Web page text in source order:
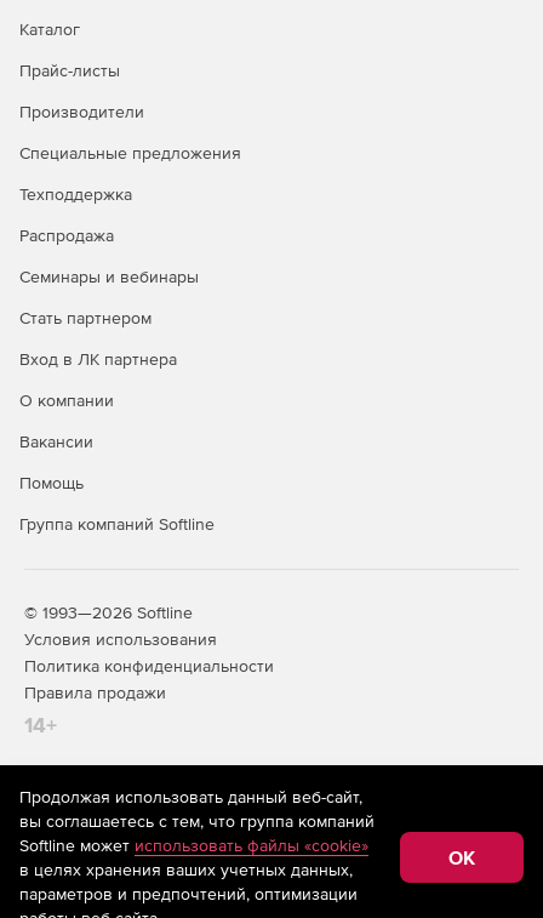
Каталог
Прайс-листы
Производители
Специальные предложения
Техподдержка
Распродажа
Семинары и вебинары
Стать партнером
Вход в ЛК партнера
О компании
Вакансии
Помощь
Группа компаний Softline
© 1993—2026 Softline
Условия использования
Политика конфиденциальности
Правила продажи
14+
На информационном ресурсе store.softline.ru применяются
рекомендательные технологии(информационные технологии
предоставления информации на основе сбора,
систематизации и анализа сведений, относящихся к
предпочтениям пользователей сети «Интернет»,
находящихся на территории Российской Федерации)
Продолжая использовать данный веб-сайт,
вы соглашаетесь с тем, что группа компаний
Softline может использовать файлы «cookie»
в целях хранения ваших учетных данных,
параметров и предпочтений, оптимизации
OK